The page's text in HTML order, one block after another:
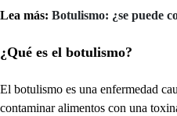
Lea más: Botulismo: ¿se puede
¿Qué es el botulismo?
El botulismo es una enfermedad
contaminar alimentos con una